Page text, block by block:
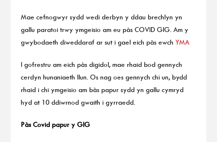
Mae cefnogwyr sydd wedi derbyn y ddau brechlyn yn
gallu paratoi trwy ymgeisio am eu pàs COVID GIG. Am y
gwybodaeth diweddaraf ar sut i gael eich pàs ewch YMA
I gofrestru am eich pàs digidol, mae rhaid bod gennych
cerdyn hunaniaeth llun. Os nag oes gennych chi un, bydd
rhaid i chi ymgeisio am bàs papur sydd yn gallu cymryd
hyd at 10 ddiwrnod gwaith i gyrraedd.
Pàs Covid papur y GIG